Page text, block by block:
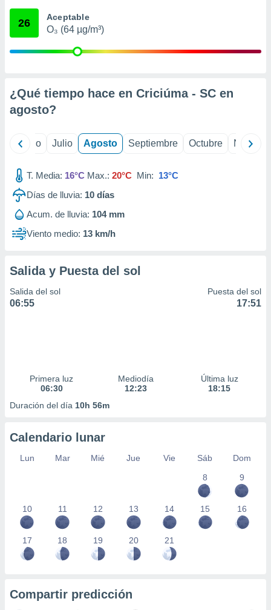
e
publicidad
1199
26 Aceptable
O₃ (64 µg/m³)
¿Qué tiempo hace en Criciúma - SC en
agosto?
Junio Julio Agosto Septiembre Octubre
T. Media: 16°C Max.: 20°C Min: 13°C
Días de lluvia: 10 días
Acum. de lluvia: 104 mm
Viento medio: 13 km/h
Salida y Puesta del sol
Salida del sol
06:55
Puesta del sol
17:51
Primera luz
06:30
Mediodía
12:23
Última luz
18:15
Duración del día 10h 56m
Calendario lunar
Lun Mar Mié Jue Vie Sáb
Dom
8
9
10 11 12 13 14 15 16
17 18 19 20 21
Compartir predicción